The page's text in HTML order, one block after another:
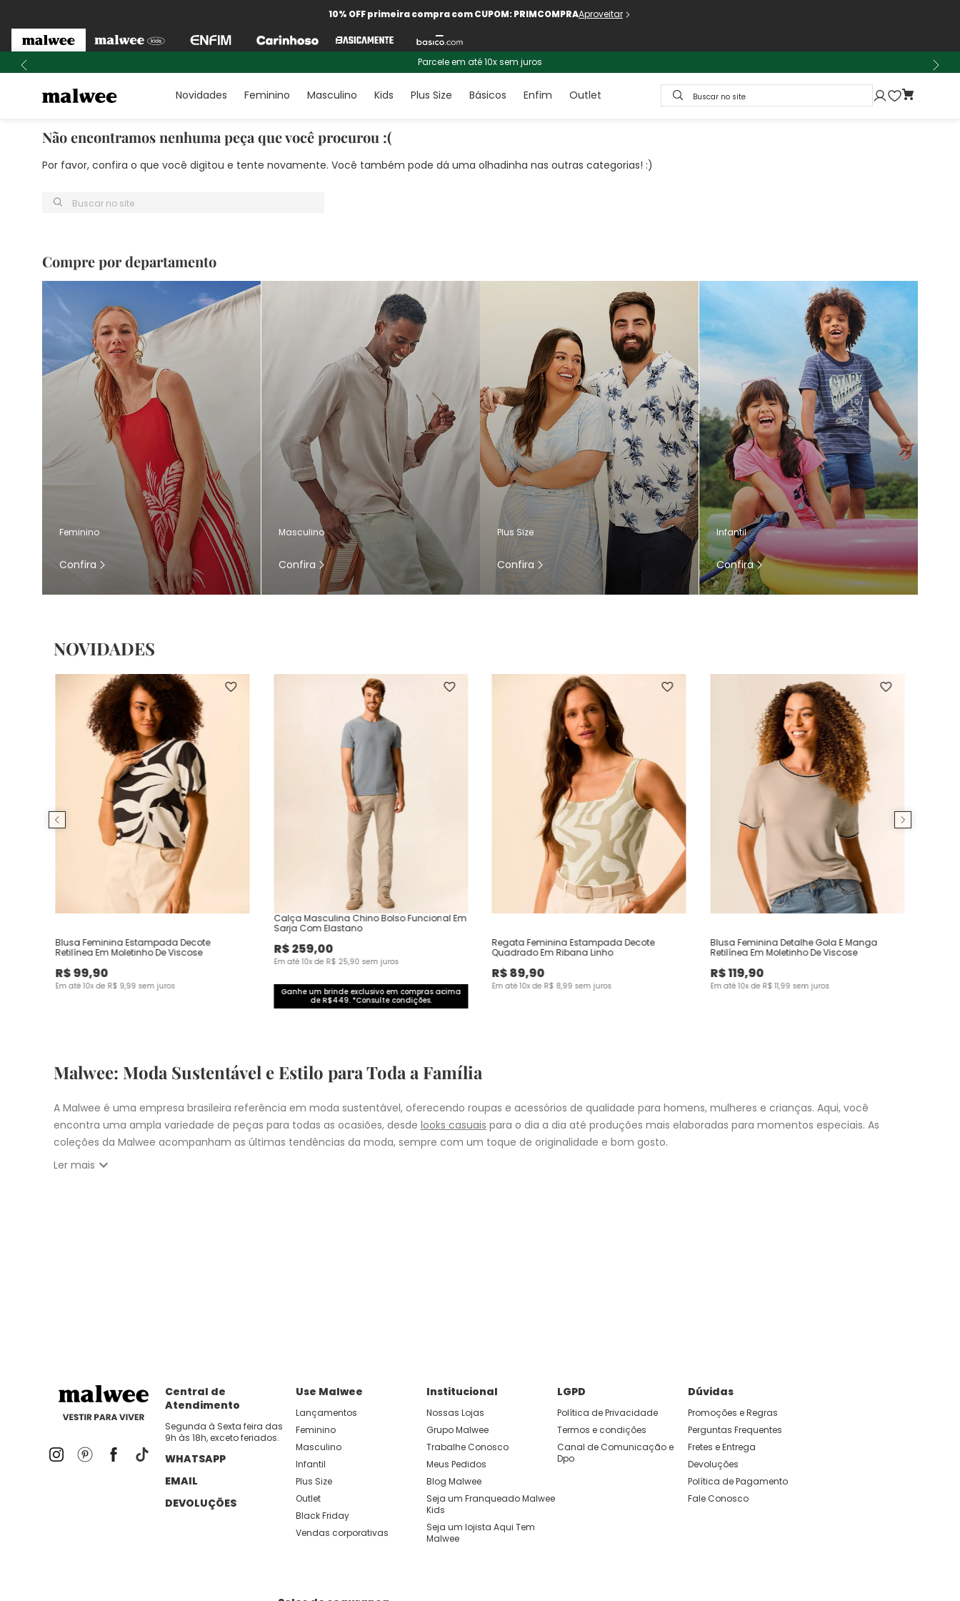
10% OFF primeira compra com CUPOM: PRIMCOMPRAAproveitar
Parcele em até 10x sem juros
Novidades Feminino Masculino Kids Plus Size Básicos Enfim Outlet Buscar no site
Não encontramos nenhuma peça que você procurou :(
Por favor, confira o que você digitou e tente novamente. Você também pode dá uma olhadinha nas outras categorias! :)
Buscar no site
Compre por departamento
Feminino
Confira
Masculino
Confira
Plus Size
Confira
Infantil
Confira
NOVIDADES
Blusa Feminina Estampada Decote
Retilínea Em Moletinho De Viscose
R$99,90
Em até10x de R$ 9,99 sem juros
Calça Masculina Chino Bolso Funcional Em
Sarja Com Elastano
R$259,00
Em até10x de R$ 25,90 sem juros
Ganhe um brinde exclusivo em compras acima
de R$449. *Consulte condições.
Regata Feminina Estampada Decote
Quadrado Em Ribana Linho
R$89,90
Em até10x de R$ 8,99 sem juros
Blusa Feminina Detalhe Gola E Manga
Retilínea Em Moletinho De Viscose
R$119,90
Em até10x de R$ 11,99 sem juros
Malwee: Moda Sustentável e Estilo para Toda a Família
A Malwee é uma empresa brasileira referência em moda sustentável, oferecendo roupas e acessórios de qualidade para homens, mulheres e crianças. Aqui, você
encontra uma ampla variedade de peças para todas as ocasiões, desde looks casuais para o dia a dia até produções mais elaboradas para momentos especiais. As
coleções da Malwee acompanham as últimas tendências da moda, sempre com um toque de originalidade e bom gosto.
Ler mais expand_more
Central de
Atendimento
Segunda à Sexta feira das
9h às 18h, exceto feriados.
WHATSAPP
EMAIL
DEVOLUÇÕES
Use Malwee
Lançamentos
Feminino
Masculino
Infantil
Plus Size
Outlet
Black Friday
Vendas corporativas
Institucional
Nossas Lojas
Grupo Malwee
Trabalhe Conosco
Meus Pedidos
Blog Malwee
Seja um Franqueado Malwee
Kids
Seja um lojista Aqui Tem
Malwee
LGPD
Política de Privacidade
Termos e condições
Canal de Comunicação e
Dpo
Dúvidas
Promoções e Regras
Perguntas Frequentes
Fretes e Entrega
Devoluções
Política de Pagamento
Fale Conosco